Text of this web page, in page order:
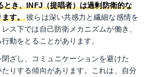
とき、INFJ（提唱者）は過剰防衛的な
ます。 彼らは深い共感力と繊細な感情を
ス下では自己防衛メカニズムが働き、
動をとることがあります。
ざし、コミュニケーションを避けた
りする傾向があります。これは、自分